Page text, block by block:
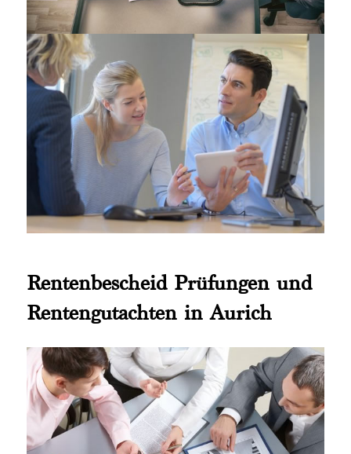
Rentenbescheid Prüfungen und
Rentengutachten in Aurich